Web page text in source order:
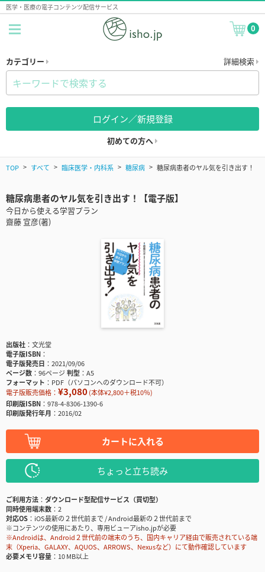
医学・医療の電子コンテンツ配信サービス
0
カテゴリー 詳細検索
ログイン／新規登録
初めての方へ
TOP すべて 臨床医学・内科系 糖尿病 糖尿病患者のヤル気を引き出す！
糖尿病患者のヤル気を引き出す！【電子版】
今日から使える学習プラン
齋藤 宣彦(著)
出版社
文光堂
電子版ISBN
電子版発売日
2021/09/06
ページ数
96ページ判型
A5
フォーマット
PDF（パソコンへのダウンロード不可）
電子版販売価格： ¥3,080(本体¥2,800＋税10％)
印刷版ISBN
978-4-8306-1390-6
印刷版発行年月
2016/02
カートに入れる
ちょっと立ち読み
ご利用方法
ダウンロード型配信サービス（買切型）
同時使用端末数
2
対応OS
iOS最新の２世代前まで / Android最新の２世代前まで
※コンテンツの使用にあたり、専用ビューアisho.jpが必要
※Androidは、Android２世代前の端末のうち、国内キャリア経由で販売されている端
末（Xperia、GALAXY、AQUOS、ARROWS、Nexusなど）にて動作確認しています
必要メモリ容量
10 MB以上